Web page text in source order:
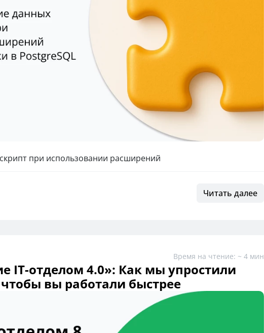
при использовании расширений
Читать далее
Время на чтение: ~ 4 мин
IT-отделом 4.0»: Как мы упростили
вы работали быстрее